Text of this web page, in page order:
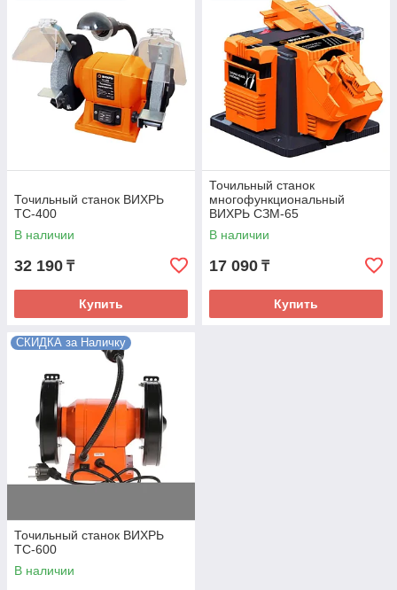
Точильный станок ВИХРЬ
ТС-400
В наличии
32 190 ₸
Купить
Точильный станок
многофункциональный
ВИХРЬ СЗМ-65
В наличии
17 090 ₸
Купить
СКИДКА за Наличку
Точильный станок ВИХРЬ
ТС-600
В наличии